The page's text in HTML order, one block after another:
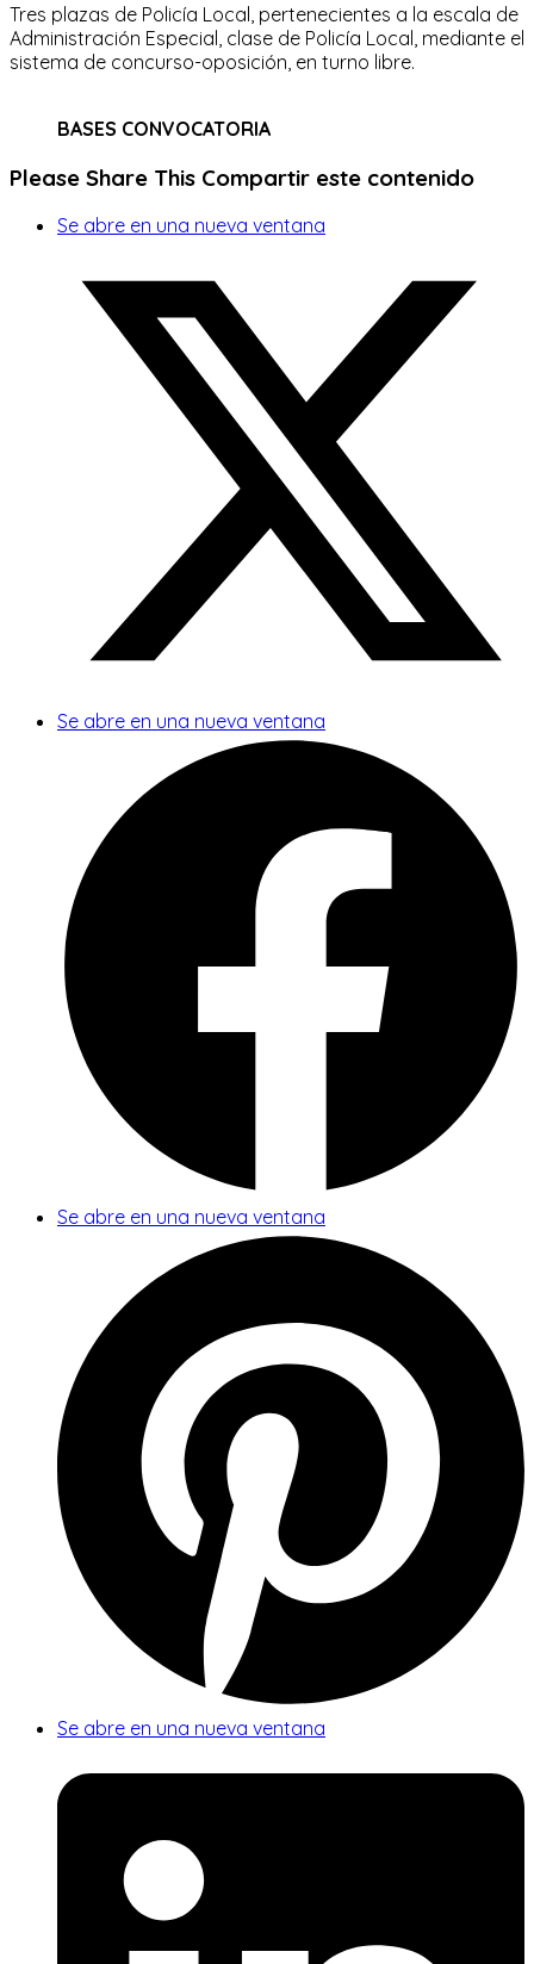
Tres plazas de Policía Local, pertenecientes a la escala de
Administración Especial, clase de Policía Local, mediante el
sistema de concurso-oposición, en turno libre.
BASES CONVOCATORIA
Please Share This Compartir este contenido
Se abre en una nueva ventana
Se abre en una nueva ventana
Se abre en una nueva ventana
Se abre en una nueva ventana